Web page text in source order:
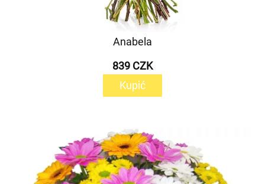
Anabela
839 CZK
Kupić